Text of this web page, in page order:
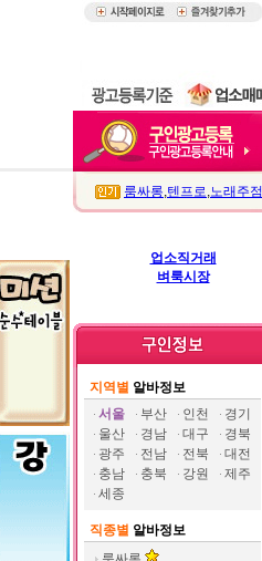
룸싸롱,텐프로,노래주점
업소직거래
벼룩시장
지역별 알바정보
서울
부산 인천
경기
울산
경남 대구
경북
광주
전남 전북
대전
충남
충북 강원
제주
세종
직종별 알바정보